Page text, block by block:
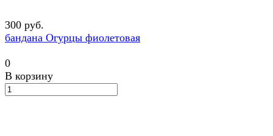
300 руб.
бандана Огурцы фиолетовая
0
В корзину